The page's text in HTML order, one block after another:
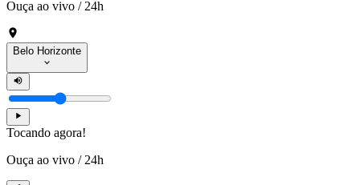
Ouça ao vivo / 24h
Belo Horizonte
Tocando agora!
Ouça ao vivo / 24h